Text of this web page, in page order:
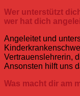
Wer unterstützt
wer hat dich
Angeleitet und
Vertrauenslehrerin,
Ansonsten hilft uns
Was macht dir am